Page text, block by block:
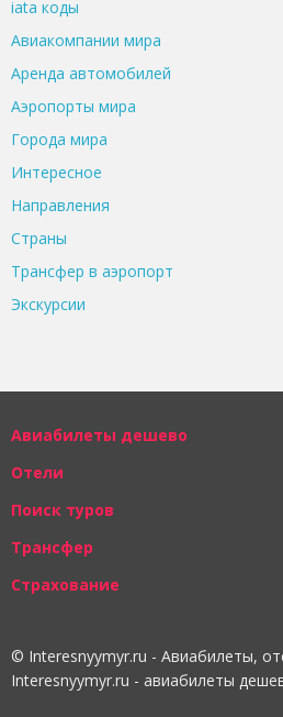
iata коды
Авиакомпании мира
Аренда автомобилей
Аэропорты мира
Города мира
Интересное
Направления
Страны
Трансфер в аэропорт
Экскурсии
Авиабилеты дешево
Отели
Поиск туров
Трансфер
Страхование
© Interesnyymyr.ru - Авиабилеты,
Interesnyymyr.ru - авиабилеты